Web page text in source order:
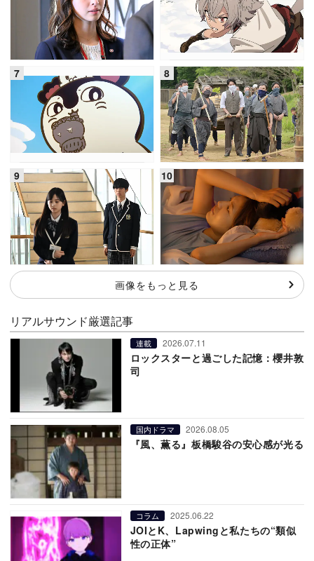
画像をもっと見る
リアルサウンド厳選記事
連載 2026.07.11
ロックスターと過ごした記憶：櫻井敦
司
国内ドラマ 2026.08.05
『風、薫る』板橋駿谷の安心感が光る
コラム 2025.06.22
JOIとK、Lapwingと私たちの“類似
性の正体”